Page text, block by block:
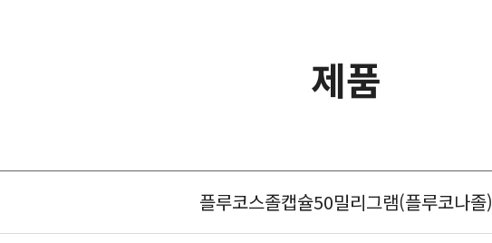
제품
플루코스졸캡슐50밀리그램(플루코나졸)